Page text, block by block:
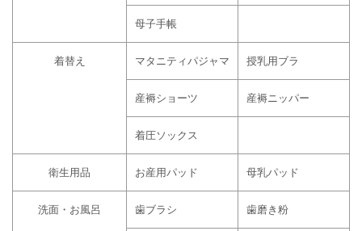
母子手帳
着替え マタニティパジャマ 授乳用ブラ
産褥ショーツ 産褥ニッパー
着圧ソックス
衛生用品 お産用パッド 母乳パッド
洗面・お風呂 歯ブラシ 歯磨き粉